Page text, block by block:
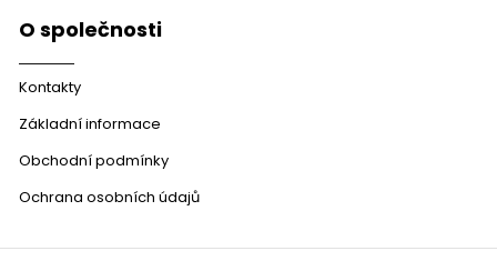
O společnosti
Kontakty
Základní informace
Obchodní podmínky
Ochrana osobních údajů